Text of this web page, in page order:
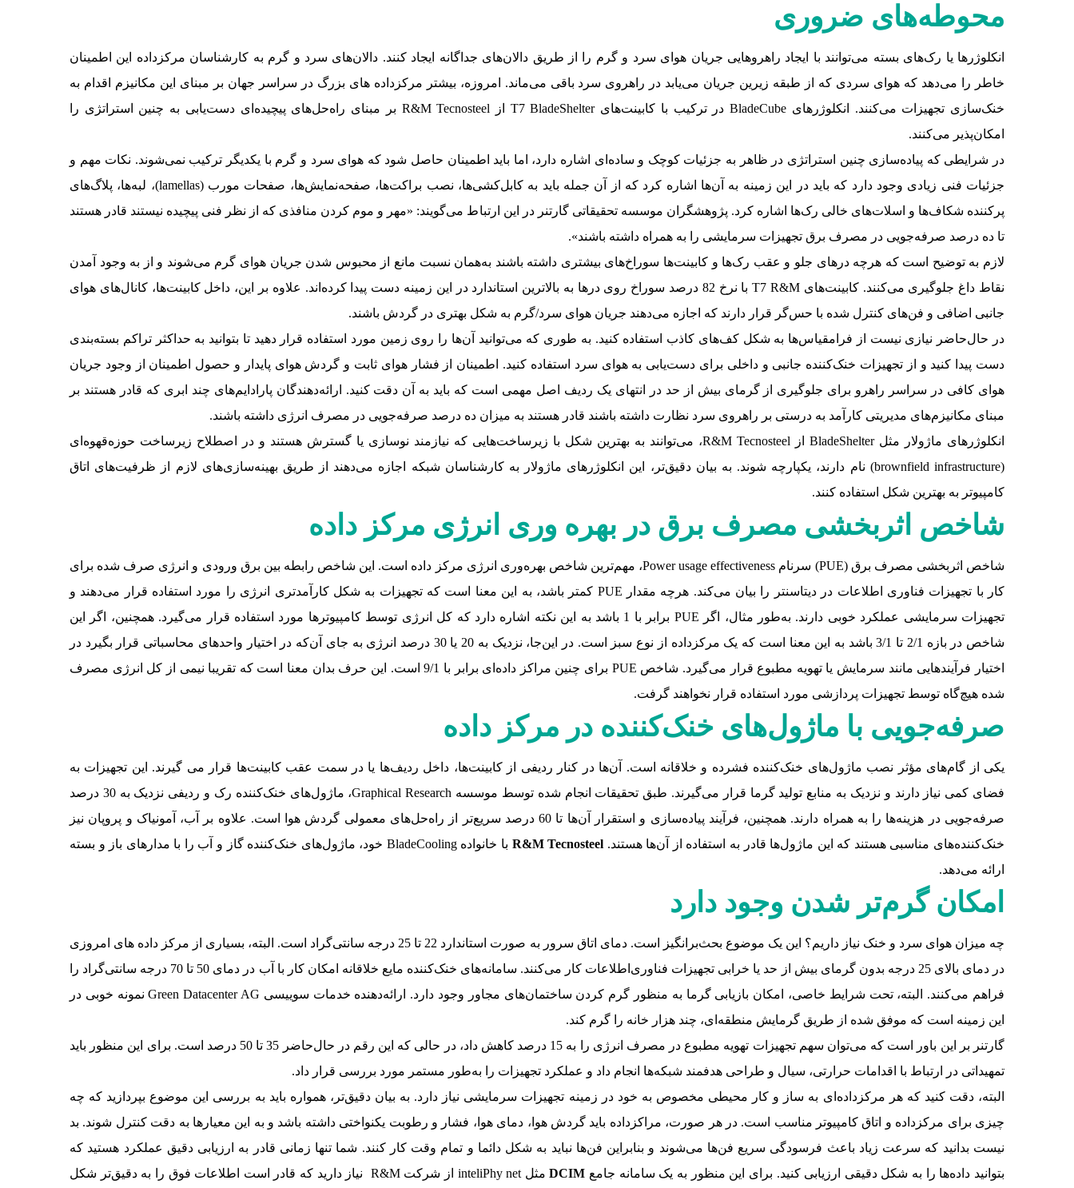
محوطه‌های ضروری
انکلوژرها یا رک‌های بسته می‌توانند با ایجاد راهروهایی جریان هوای سرد و گرم را از طریق دالان‌های جداگانه ایجاد کنند. دالان‌های سرد و گرم به کارشناسان مرکزداده این اطمینان
خاطر را می‌دهد که هوای سردی که از طبقه زیرین جریان می‌یابد در راهروی سرد باقی می‌ماند. امروزه، بیشتر مرکزداده های بزرگ در سراسر جهان بر مبنای این مکانیزم اقدام به
خنک‌سازی تجهیزات می‌کنند. انکلوژرهای BladeCube در ترکیب با کابینت‌های T7 BladeShelter از R&M Tecnosteel بر مبنای راه‌حل‌های پیچیده‌ای دست‌یابی به چنین استراتژی را
امکان‌پذیر می‌کنند.
در شرایطی که پیاده‌سازی چنین استراتژی در ظاهر به جزئیات کوچک و ساده‌ای اشاره دارد، اما باید اطمینان حاصل شود که هوای سرد و گرم با یکدیگر ترکیب نمی‌شوند. نکات مهم و
جزئیات فنی زیادی وجود دارد که باید در این زمینه به آن‌ها اشاره کرد که از آن جمله باید به کابل‌کشی‌ها، نصب براکت‌ها، صفحه‌نمایش‌ها، صفحات مورب (lamellas)، لبه‌ها، پلاگ‌های
پرکننده شکاف‌ها و اسلات‌های خالی رک‌ها اشاره کرد. پژوهشگران موسسه تحقیقاتی گارتنر در این ارتباط می‌گویند: «مهر و موم‌ کردن منافذی که از نظر فنی پیچیده نیستند قادر هستند
تا ده درصد صرفه‌جویی در مصرف برق تجهیزات سرمایشی را به همراه داشته باشند».
لازم به توضیح است که هرچه درهای جلو و عقب رک‌ها و کابینت‌ها سوراخ‌های بیشتری داشته باشند به‌همان نسبت مانع از محبوس شدن جریان هوای گرم می‌شوند و از به وجود آمدن
نقاط داغ جلوگیری می‌کنند. کابینت‌های T7 R&M با نرخ 82 درصد سوراخ روی درها به بالاترین استاندارد در این زمینه دست پیدا کرده‌اند. علاوه بر این، داخل کابینت‌ها، کانال‌های هوای
جانبی اضافی و فن‌های کنترل شده با حس‌گر قرار دارند که اجازه می‌دهند جریان هوای سرد/گرم به شکل بهتری در گردش باشند.
در حال‌حاضر نیازی نیست از فرامقیاس‌ها به شکل کف‌های کاذب استفاده کنید. به طوری که می‌توانید آن‌ها را روی زمین مورد استفاده قرار دهید تا بتوانید به حداکثر تراکم بسته‌بندی
دست پیدا کنید و از تجهیزات خنک‌کننده جانبی و داخلی برای دست‌یابی به هوای سرد استفاده کنید. اطمینان از فشار هوای ثابت و گردش هوای پایدار و حصول اطمینان از وجود جریان
هوای کافی در سراسر راهرو برای جلوگیری از گرمای بیش از حد در انتهای یک ردیف اصل مهمی است که باید به آن دقت کنید. ارائه‌دهندگان پارادایم‌های چند ابری که قادر هستند بر
مبنای مکانیزم‌های مدیریتی کارآمد به درستی بر راهروی سرد نظارت داشته باشند قادر هستند به میزان ده درصد صرفه‌جویی در مصرف انرژی داشته باشند.
انکلوژرهای ماژولار مثل BladeShelter از R&M Tecnosteel، می‌توانند به بهترین شکل با زیرساخت‌هایی که نیازمند نوسازی یا گسترش هستند و در اصطلاح زیرساخت‌ حوزه‌قهوه‌ای
(brownfield infrastructure) نام دارند، یکپارچه شوند. به بیان دقیق‌تر، این انکلوژرهای ماژولار به کارشناسان شبکه اجازه می‌دهند از طریق بهینه‌سازی‌های لازم از ظرفیت‌های اتاق
کامپیوتر به بهترین شکل استفاده کنند.
شاخص اثربخشی مصرف برق در بهره وری انرژی مرکز داده
شاخص اثربخشی مصرف برق (PUE) سرنام Power usage effectiveness، مهم‌ترین شاخص بهره‌وری انرژی مرکز داده است. این شاخص رابطه بین برق ورودی و انرژی صرف شده برای
کار با تجهیزات فناوری اطلاعات در دیتاسنتر را بیان می‌کند. هرچه مقدار PUE کمتر باشد، به این معنا است که تجهیزات به شکل کارآمدتری انرژی را مورد استفاده قرار می‌دهند و
تجهیزات سرمایشی عملکرد خوبی دارند. به‌طور مثال، اگر PUE برابر با 1 باشد به این نکته اشاره دارد که کل انرژی توسط کامپیوترها مورد استفاده قرار می‌گیرد. همچنین، اگر این
شاخص در بازه 2/1 تا 3/1 باشد به این معنا است که یک مرکزداده از نوع سبز است. در این‌جا، نزدیک به 20 یا 30 درصد انرژی به جای آن‌که در اختیار واحدهای محاسباتی قرار بگیرد در
اختیار فرآیندهایی مانند سرمایش یا تهویه مطبوع قرار می‌گیرد. شاخص PUE برای چنین مراکز داده‌ای برابر با 9/1 است. این حرف بدان معنا است که تقریبا نیمی از کل انرژی مصرف
شده هیچ‌گاه توسط تجهیزات پردازشی مورد استفاده قرار نخواهند گرفت.
صرفه‌جویی با ماژول‌های خنک‌کننده در مرکز داده
یکی از گام‌های مؤثر نصب ماژول‌های خنک‌کننده فشرده و خلاقانه است. آن‌ها در کنار ردیفی از کابینت‌ها، داخل ردیف‌ها یا در سمت عقب کابینت‌ها قرار می گیرند. این تجهیزات به
فضای کمی نیاز دارند و نزدیک به منابع تولید گرما قرار می‌گیرند. طبق تحقیقات انجام شده توسط موسسه Graphical Research، ماژول‌های خنک‌کننده رک و ردیفی نزدیک به 30 درصد
صرفه‌جویی در هزینه‌ها را به همراه دارند. همچنین، فرآیند پیاده‌سازی و استقرار آن‌ها تا 60 درصد سریع‌تر از راه‌حل‌های معمولی گردش هوا است. علاوه بر آب، آمونیاک و پروپان نیز
خنک‌کننده‌های مناسبی هستند که این ماژول‌ها قادر به استفاده از آن‌ها هستند. R&M Tecnosteel
با خانواده BladeCooling خود، ماژول‌های خنک‌کننده گاز و آب را با مدارهای باز و بسته
ارائه می‌دهد.
امکان گرم‌تر شدن وجود دارد
چه میزان هوای سرد و خنک نیاز داریم؟ این یک موضوع بحث‌برانگیز است. دمای اتاق سرور به صورت استاندارد 22 تا 25 درجه سانتی‌گراد است. البته، بسیاری از مرکز داده های امروزی
در دمای بالای 25 درجه بدون گرمای بیش از حد یا خرابی تجهیزات فناوری‌اطلاعات کار می‌کنند. سامانه‌های خنک‌کننده مایع خلاقانه امکان کار با آب در دمای 50 تا 70 درجه سانتی‌گراد را
فراهم می‌کنند. البته، تحت شرایط خاصی، امکان بازیابی گرما به منظور گرم کردن ساختمان‌های مجاور وجود دارد. ارائه‌دهنده خدمات سوییسی Green Datacenter AG نمونه خوبی در
این زمینه است که موفق شده از طریق گرمایش منطقه‌ای، چند هزار خانه را گرم کند.
گارتنر بر این باور است که می‌توان سهم تجهیزات تهویه مطبوع در مصرف انرژی را به 15 درصد کاهش داد، در حالی که این رقم در حال‌حاضر 35 تا 50 درصد است. برای این منظور باید
تمهیداتی در ارتباط با اقدامات حرارتی، سیال و طراحی هدفمند شبکه‌ها انجام داد و عملکرد تجهیزات را به‌طور مستمر مورد بررسی قرار داد.
البته، دقت کنید که هر مرکزداده‌ای به ساز و کار محیطی مخصوص به خود در زمینه تجهیزات سرمایشی نیاز دارد. به بیان دقیق‌تر، همواره باید به بررسی این موضوع بپردازید که چه
چیزی برای مرکزداده و اتاق کامپیوتر مناسب است. در هر صورت، مراکزداده باید گردش هوا، دمای هوا، فشار و رطوبت یکنواختی داشته باشد و به این معیارها به دقت کنترل شوند. بد
نیست بدانید که سرعت زیاد باعث فرسودگی سریع فن‌ها می‌شوند و بنابراین فن‌ها نباید به شکل دائما و تمام وقت کار کنند. شما تنها زمانی قادر به ارزیابی دقیق عملکرد هستید که
بتوانید داده‌ها را به شکل دقیقی ارزیابی کنید. برای این منظور به یک سامانه جامع DCIM
مثل inteliPhy net از شرکت R&M نیاز دارید که قادر است اطلاعات فوق را به دقیق‌تر شکل